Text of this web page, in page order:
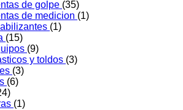
de golpe (35)
de medicion (1)
(1)
(15)
(9)
y toldos (3)
(3)
(6)
(1)